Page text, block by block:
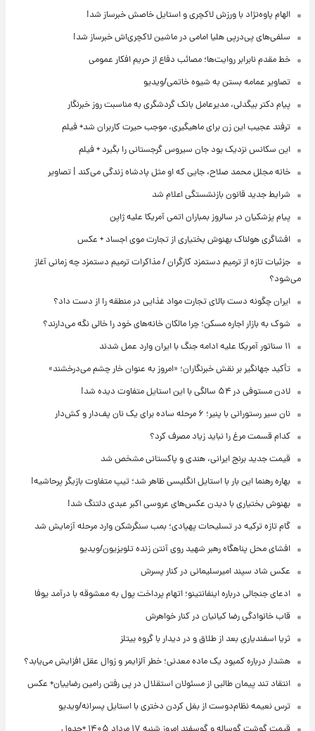
الهام پاوه‌نژاد با ورزش لاکچری و استایل خاصش خبرساز شد!
سلفی‌های پی‌درپی هلیا امامی در ماشین لاکچری‌اش خبرساز شد!
خط مقدم نابرابر روایت‌ها؛ مصائب دفاع از حریم افکار عمومی
تصاویر عمامه بستن به شیوه خاتمی/ویدیو
پیام دکتر بیگدلی، مدیرعامل بانک گردشگری به مناسبت روز خبرنگار
ترفند عجیب این زن برای ماهیگیری، موجب حیرت کاربران شد+ فیلم
این سکانس نزدیک بود جان سیروس گرجستانی را بگیرد + فیلم
خانه مجلل محمد صلاح، جایی که او مثل پادشاه زندگی می‌کند | تصاویر
شرایط جدید قانون بازنشستگی اعلام شد
پیام پزشکیان در سالروز بمباران اتمی آمریکا علیه ژاپن
افشاگری هولناک بهنوش بختیاری از تجارت موی اجساد + عکس
جزئیات تازه از ترمیم دستمزد کارگران / مذاکرات ترمیم دستمزد چه زمانی آغاز
می‌شود؟
ایران چگونه دست بالای تجارت مواد غذایی در منطقه را از دست داد؟
شوک به بازار اجاره مسکن؛ چرا مالکان خانه‌های خود را خالی نگه می‌دارند؟
۱۱ سناتور آمریکا علیه ادامه جنگ با ایران وارد عمل شدند
تأکید جهانگیر بر نقش خبرنگاران؛ «امروز به عنوان خار چشم می‌درخشند»
لادن مستوفی در ۵۴ سالگی با این استایل متفاوت دیده شد!
نان سیر رستورانی با پنیر؛ ۶ مرحله ساده برای یک نان پف‌دار و کش‌دار
کدام قسمت مرغ را نباید زیاد مصرف کرد؟
قیمت جدید برنج ایرانی، هندی و پاکستانی مشخص شد
بهاره رهنما این بار با استایل انگلیسی ظاهر شد؛ تیپ متفاوت بازیگر پرحاشیه!
بهنوش بختیاری با دیدن عکس‌های عروسی اکبر عبدی دلتنگ شد!
گام تازه ترکیه در تسلیحات پهپادی؛ بمب سنگرشکن وارد مرحله آزمایش شد
افشای محل پناهگاه‌ رهبر شهید روی آنتن زنده تلویزیون/ویدیو
عکس شاد سپند امیرسلیمانی در کنار پسرش
ادعای جنجالی درباره اینفانتینو؛ اتهام پرداخت پول به معشوقه با درآمد یوفا
قاب خانوادگی رضا کیانیان در کنار خواهرش
ثریا اسفندیاری بعد از طلاق و در دیدار با گروه بیتلز
هشدار درباره کمبود یک ماده معدنی؛ خطر آلزایمر و زوال عقل افزایش می‌یابد؟
انتقاد تند پیمان طالبی از مسئولان استقلال در پی رفتن رامین رضاییان+ عکس
ترس نعیمه نظام‌دوست از بغل کردن دختری با استایل پسرانه/ویدیو